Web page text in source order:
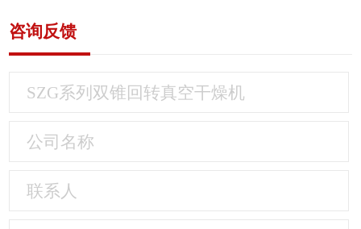
咨询反馈